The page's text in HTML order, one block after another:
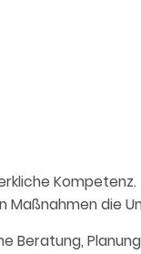
Kompetenz.
Maßnahmen die
Beratung,